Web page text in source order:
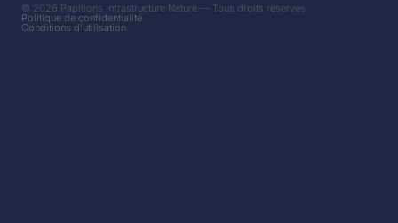
© 2026 Papillons Infrastructure Nature — Tous droits réservés
Politique de confidentialité
Conditions d'utilisation